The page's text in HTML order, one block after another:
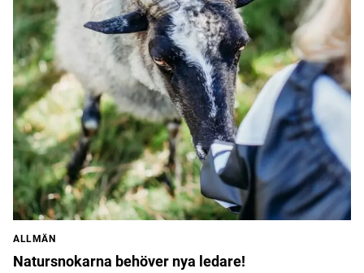
ALLMÄN
Natursnokarna behöver nya ledare!